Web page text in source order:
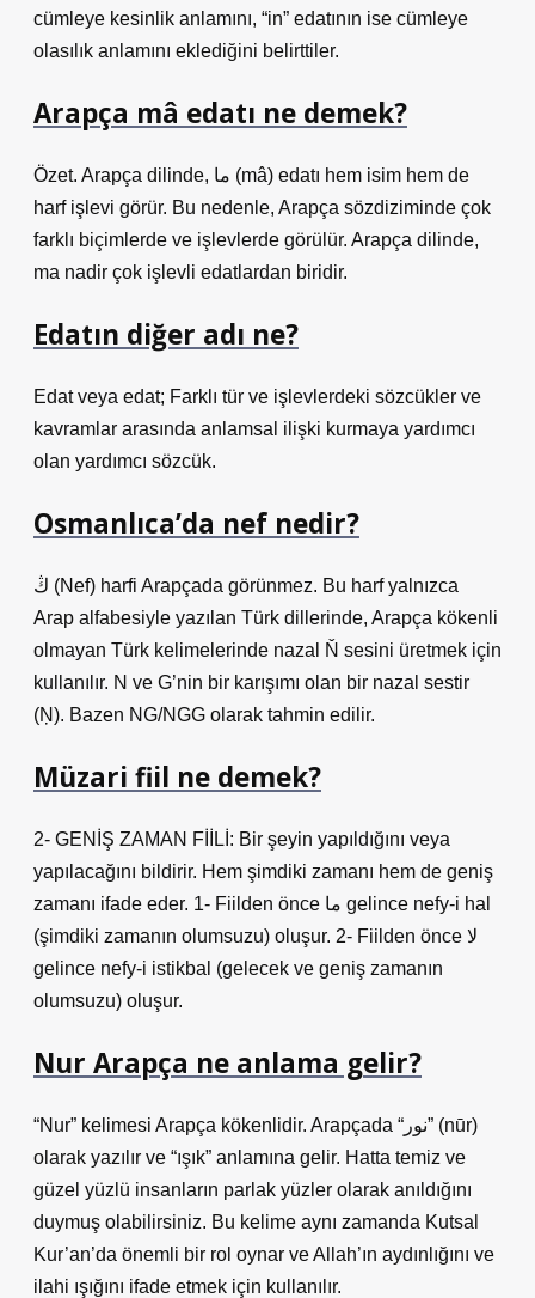
cümleye kesinlik anlamını, “in” edatının ise cümleye
olasılık anlamını eklediğini belirttiler.
Arapça mâ edatı ne demek?
Özet. Arapça dilinde, ما (mâ) edatı hem isim hem de
harf işlevi görür. Bu nedenle, Arapça sözdiziminde çok
farklı biçimlerde ve işlevlerde görülür. Arapça dilinde,
ma nadir çok işlevli edatlardan biridir.
Edatın diğer adı ne?
Edat veya edat; Farklı tür ve işlevlerdeki sözcükler ve
kavramlar arasında anlamsal ilişki kurmaya yardımcı
olan yardımcı sözcük.
Osmanlıca’da nef nedir?
ڭ (Nef) harfi Arapçada görünmez. Bu harf yalnızca
Arap alfabesiyle yazılan Türk dillerinde, Arapça kökenli
olmayan Türk kelimelerinde nazal Ň sesini üretmek için
kullanılır. N ve G’nin bir karışımı olan bir nazal sestir
(Ņ). Bazen NG/NGG olarak tahmin edilir.
Müzari fiil ne demek?
2- GENİŞ ZAMAN FİİLİ: Bir şeyin yapıldığını veya
yapılacağını bildirir. Hem şimdiki zamanı hem de geniş
zamanı ifade eder. 1- Fiilden önce ما gelince nefy-i hal
(şimdiki zamanın olumsuzu) oluşur. 2- Fiilden önce لا
gelince nefy-i istikbal (gelecek ve geniş zamanın
olumsuzu) oluşur.
Nur Arapça ne anlama gelir?
“Nur” kelimesi Arapça kökenlidir. Arapçada “نور” (nūr)
olarak yazılır ve “ışık” anlamına gelir. Hatta temiz ve
güzel yüzlü insanların parlak yüzler olarak anıldığını
duymuş olabilirsiniz. Bu kelime aynı zamanda Kutsal
Kur’an’da önemli bir rol oynar ve Allah’ın aydınlığını ve
ilahi ışığını ifade etmek için kullanılır.